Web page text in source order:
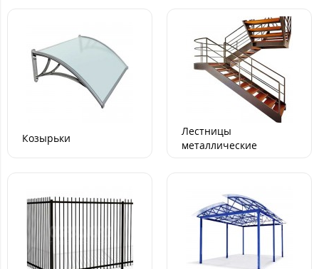
Козырьки
Лестницы
металлические